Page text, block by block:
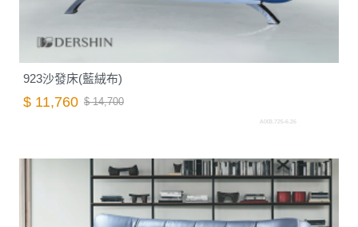
923沙發床(藍絨布)
$ 11,760 $ 14,700
A003.725-6.26